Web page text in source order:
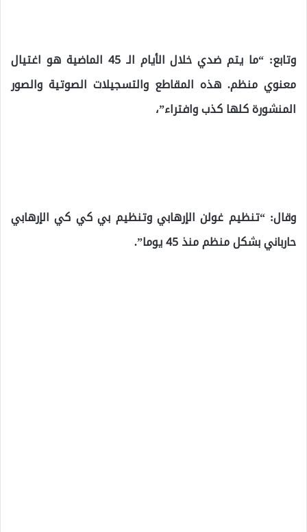
وتابع: “ما يتم ضدي خلال الأيام الـ 45 الماضية هو اغتيال
معنوي منظم. هذه المقاطع والتسجيلات الصوتية والصور
المنشورة كلها كذب وافتراء”،
وقال: “تنظيم غولن الإرهابي وتنظيم بي كي كي الإرهابي
حارباني بشكل منظم منذ 45 يوما”.